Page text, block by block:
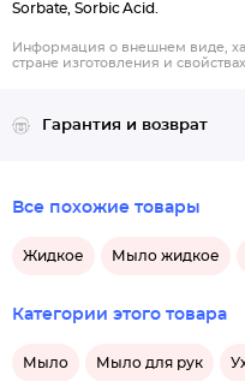
Sorbate, Sorbic Acid.
Информация о внешнем виде,
стране изготовления и
Гарантия и возврат
Все похожие товары
Жидкое Мыло жидкое
Категории этого товара
Мыло Мыло для рук